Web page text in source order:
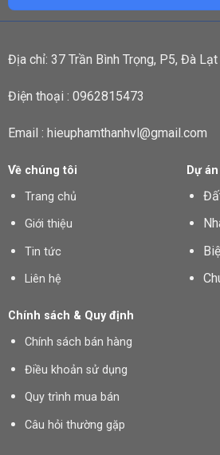
Địa chỉ: 37 Trần Bình Trọng, P5, Đà Lạt
Điện thoại : 0962815473
Email : hieuphamthanhvl@gmail.com
Về chúng tôi
Trang chủ
Giới thiệu
Tin tức
Liên hệ
Dự
Chính sách & Quy định
Chính sách bán hàng
Điều khoản sử dụng
Quy trình mua bán
Câu hỏi thường gặp